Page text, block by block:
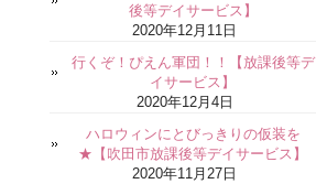
後等デイサービス】
2020年12月11日
行くぞ！ぴえん軍団！！【放課後等デ
イサービス】
2020年12月4日
ハロウィンにとびっきりの仮装を
★【吹田市放課後等デイサービス】
2020年11月27日